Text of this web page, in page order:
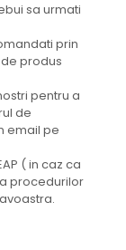
sa urmati
prin
produs
pentru a
de
email pe
( in caz ca
procedurilor